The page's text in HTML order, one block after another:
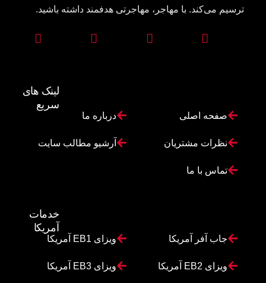
ترسیم می‌کند. با مهاجر، مهاجرتی هدفمند داشته باشید.
لینک های
سریع
صفحه اصلی درباره ما
نظرات مشتریان آرشیو مطالب سایت
تماس با ما
خدمات
آمریکا
جاب آفر آمریکا ویزای EB1 آمریکا
ویزای EB2 آمریکا ویزای EB3 آمریکا